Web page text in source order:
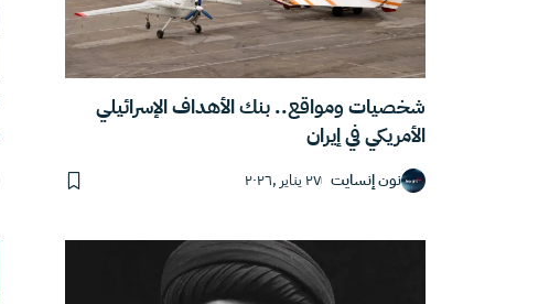
شخصيات ومواقع.. بنك الأهداف الإسرائيلي
الأمريكي في إيران
نون إنسايت ٢٧ يناير ,٢٠٢٦